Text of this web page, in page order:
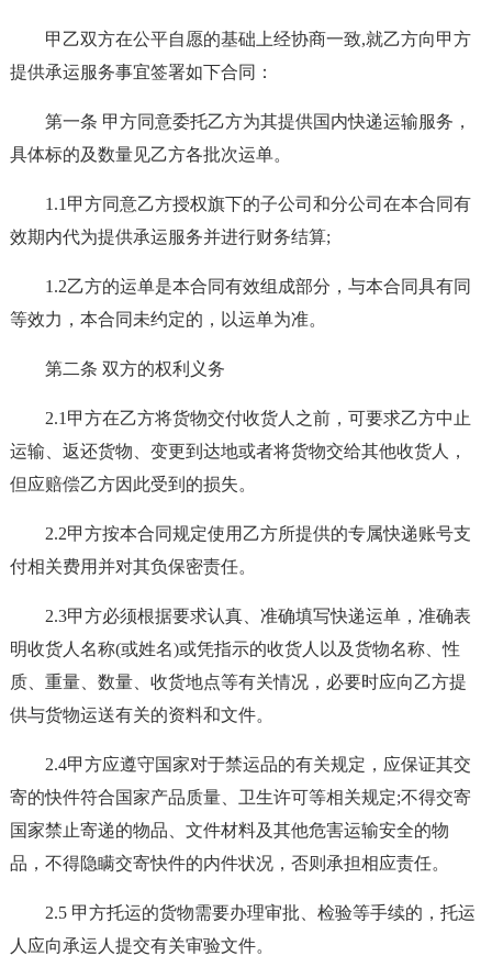
甲乙双方在公平自愿的基础上经协商一致,就乙方向甲方
提供承运服务事宜签署如下合同：
第一条 甲方同意委托乙方为其提供国内快递运输服务，
具体标的及数量见乙方各批次运单。
1.1甲方同意乙方授权旗下的子公司和分公司在本合同有
效期内代为提供承运服务并进行财务结算;
1.2乙方的运单是本合同有效组成部分，与本合同具有同
等效力，本合同未约定的，以运单为准。
第二条 双方的权利义务
2.1甲方在乙方将货物交付收货人之前，可要求乙方中止
运输、返还货物、变更到达地或者将货物交给其他收货人，
但应赔偿乙方因此受到的损失。
2.2甲方按本合同规定使用乙方所提供的专属快递账号支
付相关费用并对其负保密责任。
2.3甲方必须根据要求认真、准确填写快递运单，准确表
明收货人名称(或姓名)或凭指示的收货人以及货物名称、性
质、重量、数量、收货地点等有关情况，必要时应向乙方提
供与货物运送有关的资料和文件。
2.4甲方应遵守国家对于禁运品的有关规定，应保证其交
寄的快件符合国家产品质量、卫生许可等相关规定;不得交寄
国家禁止寄递的物品、文件材料及其他危害运输安全的物
品，不得隐瞒交寄快件的内件状况，否则承担相应责任。
2.5 甲方托运的货物需要办理审批、检验等手续的，托运
人应向承运人提交有关审验文件。